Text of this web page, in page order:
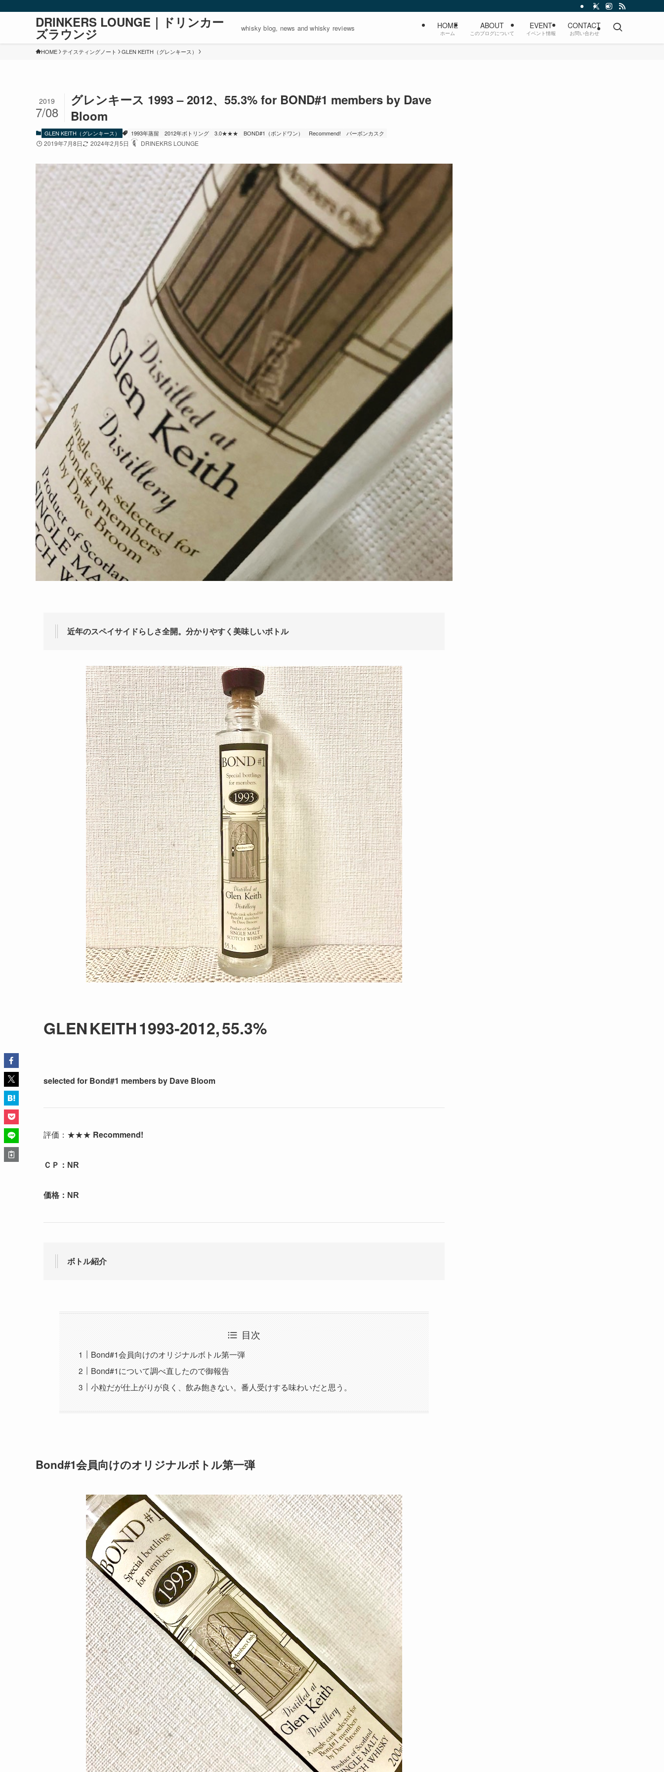
DRINKERS LOUNGE｜ドリンカー
ズラウンジ whisky blog, news and whisky reviews HOME
ホーム
ABOUT
このブログについて
EVENT
イベント情報
CONTACT
お問い合わせ
HOME テイスティングノート GLEN KEITH（グレンキース）
グレンキース 1993 – 2012、55.3% for BOND#1 members by Dave
Bloom
2019
7/08
GLEN KEITH（グレンキース） 1993年蒸留 2012年ボトリング 3.0★★★ BOND#1（ボンドワン） Recommend! バーボンカスク
2019年7月8日 2024年2月5日 DRINEKRS LOUNGE
近年のスペイサイドらしさ全開。分かりやすく美味しいボトル
GLENKEITH1993-2012,55.3%
selected for Bond#1 members by Dave Bloom
評価：★★★ Recommend!
ＣＰ： NR
価格： NR
ボトル紹介
目次
Bond#1会員向けのオリジナルボトル第一弾
Bond#1について調べ直したので御報告
小粒だが仕上がりが良く、飲み飽きない。番人受けする味わいだと思う。
Bond#1会員向けのオリジナルボトル第一弾